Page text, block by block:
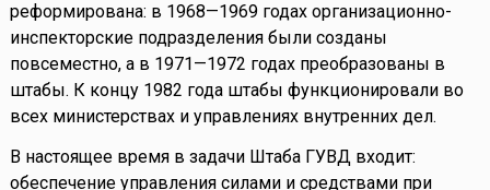
реформирована: в 1968—1969 годах организационно-
инспекторские подразделения были созданы
повсеместно, а в 1971—1972 годах преобразованы в
штабы. К концу 1982 года штабы функционировали во
всех министерствах и управлениях внутренних дел.
В настоящее время в задачи Штаба ГУВД входит:
обеспечение управления силами и средствами при